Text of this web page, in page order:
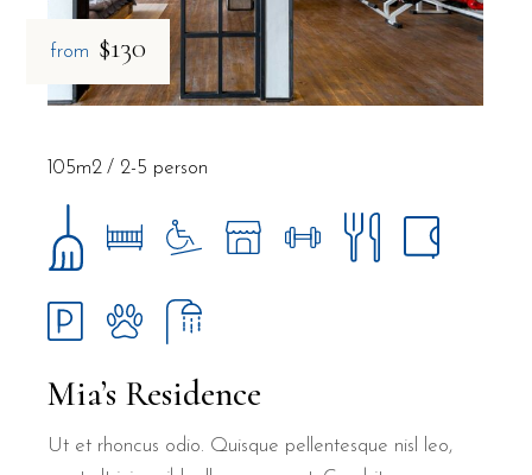
from $130
Mia’s Residence
Ut et rhoncus odio. Quisque pellentesque nisl leo,
105m2 2-5 person